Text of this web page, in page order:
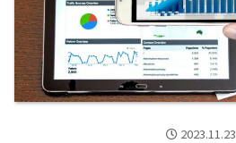
2023.11.23